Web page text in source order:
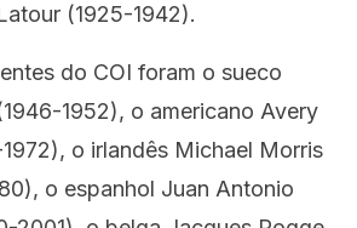
(1925-1942).
do COI foram o sueco
1952), o americano Avery
o irlandês Michael Morris
o espanhol Juan Antonio